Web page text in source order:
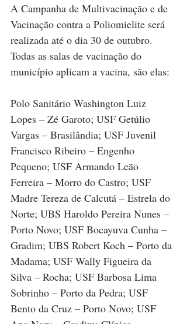
A Campanha de Multivacinação e de
Vacinação contra a Poliomielite será
realizada até o dia 30 de outubro.
Todas as salas de vacinação do
município aplicam a vacina, são elas:
Polo Sanitário Washington Luiz
Lopes – Zé Garoto; USF Getúlio
Vargas – Brasilândia; USF Juvenil
Francisco Ribeiro – Engenho
Pequeno; USF Armando Leão
Ferreira – Morro do Castro; USF
Madre Tereza de Calcutá – Estrela do
Norte; UBS Haroldo Pereira Nunes –
Porto Novo; USF Bocayuva Cunha –
Gradim; UBS Robert Koch – Porto da
Madama; USF Wally Figueira da
Silva – Rocha; USF Barbosa Lima
Sobrinho – Porto da Pedra; USF
Bento da Cruz – Porto Novo; USF